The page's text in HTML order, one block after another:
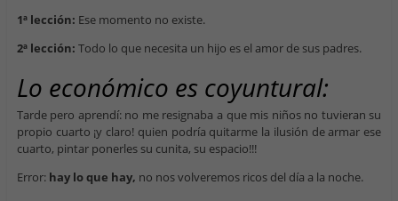
1ª lección: Ese momento no existe.
2ª lección: Todo lo que necesita un hijo es el amor de sus padres.
Lo económico es coyuntural:
Tarde pero aprendí: no me resignaba a que mis niños no tuvieran su
propio cuarto ¡y claro! quien podría quitarme la ilusión de armar ese
cuarto, pintar ponerles su cunita, su espacio!!!
Error: hay lo que hay, no nos volveremos ricos del día a la noche.